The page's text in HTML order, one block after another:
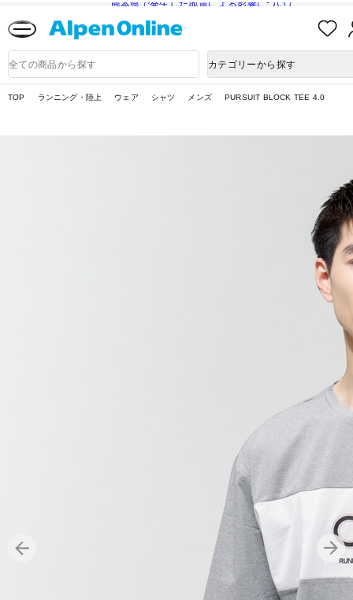
熊本県で発生した地震による影響について
入
品
検
カテゴリーから探す
TOP ランニング・陸上 ウェア シャツ メンズ PURSUIT BLOCK TEE 4.0